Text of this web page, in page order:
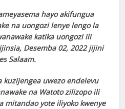
hayo akifungua
na uongozi lenye lengo la
katika uongozi ili
Desemba 02, 2022 jijini
Salaam.
kuzijengea uwezo endelevu
na Watoto zilizopo ili
mitandao yote iliyoko kwenye